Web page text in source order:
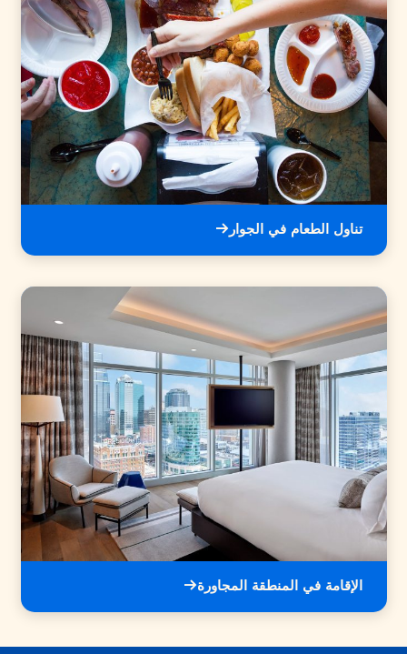
تناول الطعام في الجوار
الإقامة في المنطقة المجاورة